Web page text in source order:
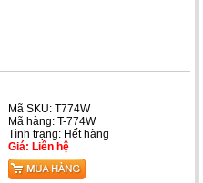
Mã SKU: T774W
Mã hàng: T-774W
Tình trạng: Hết hàng
Giá: Liên hệ